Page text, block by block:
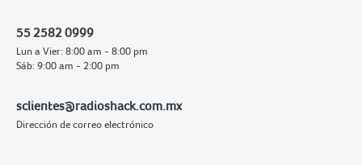
55 2582 0999
Lun a Vier: 8:00 am - 8:00 pm
Sáb: 9:00 am - 2:00 pm
sclientes@radioshack.com.mx
Dirección de correo electrónico